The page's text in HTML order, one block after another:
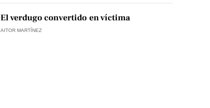
El verdugo convertido en víctima
AITOR MARTÍNEZ